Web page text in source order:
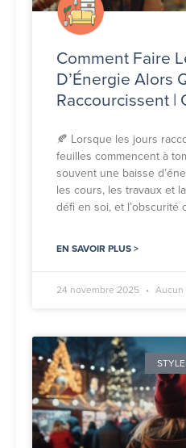
Comment Faire
D’Énergie Alors
Raccourcissent |
🍂 Lorsque les jours
feuilles commencent à
souvent une baisse
les cours, les travaux et
défi en soi, et
EN SAVOIR PLUS >
24 novembre 2025 Aucun